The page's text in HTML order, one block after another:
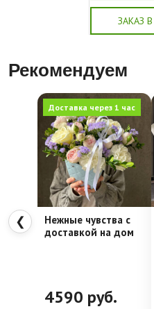
ЗАКАЗ
Рекомендуем
❮
Доставка через 1 час
Нежные чувства с
доставкой на дом
4590 руб.